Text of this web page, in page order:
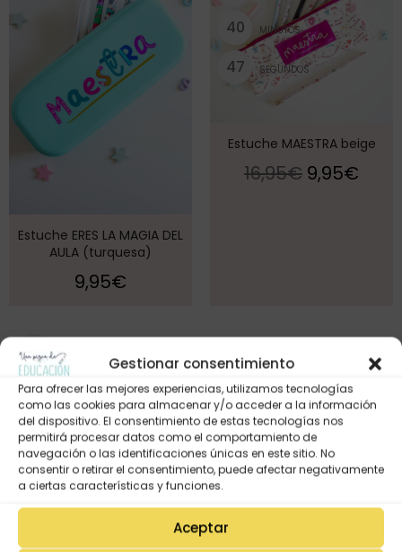
Gestionar consentimiento
Para ofrecer las mejores experiencias, utilizamos tecnologías
como las cookies para almacenar y/o acceder a la información
del dispositivo. El consentimiento de estas tecnologías nos
permitirá procesar datos como el comportamiento de
navegación o las identificaciones únicas en este sitio. No
consentir o retirar el consentimiento, puede afectar negativamente
a ciertas características y funciones.
Aceptar
Estuche ERES LA MAGIA DEL
AULA (turquesa)
9,95€
40 MINUTOS
47 SEGUNDOS
Estuche MAESTRA beige
16,95€ 9,95€
¡Oferta!
24 DÍAS
08 HORAS
40 MINUTOS
47 SEGUNDOS
Estuche MAESTRA negro
¡Oferta!